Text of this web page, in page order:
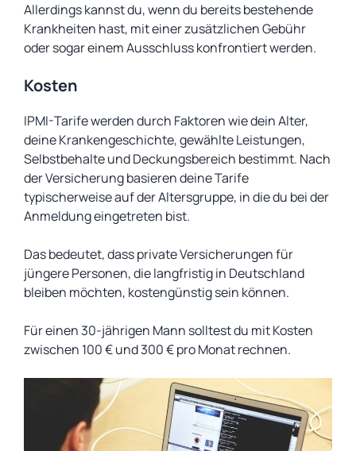
Allerdings kannst du, wenn du bereits bestehende
Krankheiten hast, mit einer zusätzlichen Gebühr
oder sogar einem Ausschluss konfrontiert werden.
Kosten
IPMI-Tarife werden durch Faktoren wie dein Alter,
deine Krankengeschichte, gewählte Leistungen,
Selbstbehalte und Deckungsbereich bestimmt. Nach
der Versicherung basieren deine Tarife
typischerweise auf der Altersgruppe, in die du bei der
Anmeldung eingetreten bist.
Das bedeutet, dass private Versicherungen für
jüngere Personen, die langfristig in Deutschland
bleiben möchten, kostengünstig sein können.
Für einen 30-jährigen Mann solltest du mit Kosten
zwischen 100 € und 300 € pro Monat rechnen.